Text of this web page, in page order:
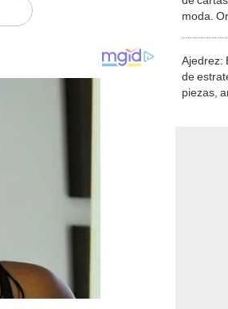
moda.
Ajedrez:
de
piezas,